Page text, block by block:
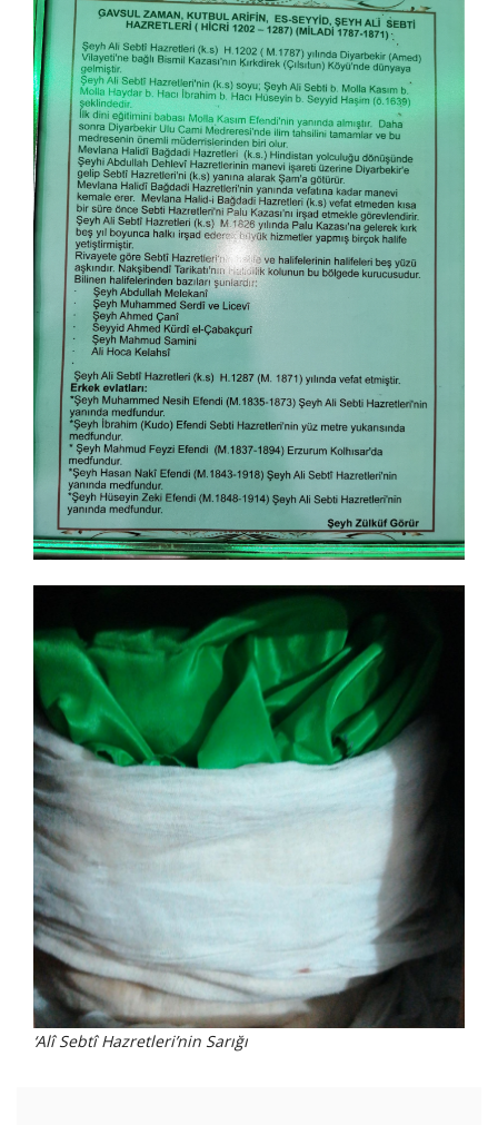
‘Alî Sebtî Hazretleri’nin Sarığı